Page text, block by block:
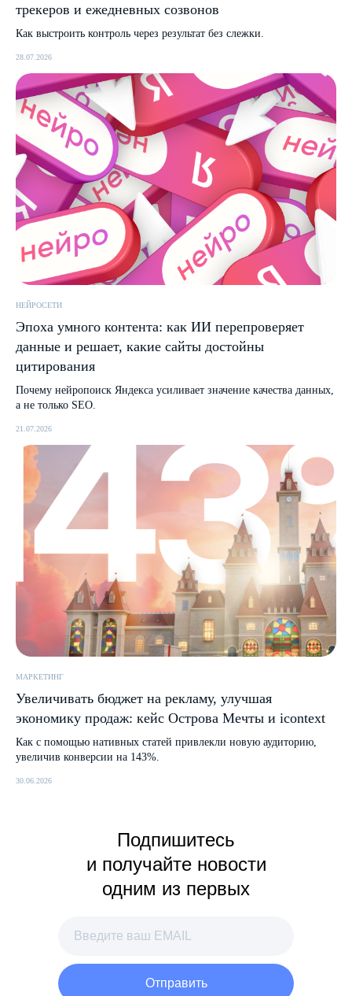
трекеров и ежедневных созвонов
Как выстроить контроль через результат без слежки.
28.07.2026
НЕЙРОСЕТИ
Эпоха умного контента: как ИИ перепроверяет
данные и решает, какие сайты достойны
цитирования
Почему нейропоиск Яндекса усиливает значение качества данных,
а не только SEO.
21.07.2026
МАРКЕТИНГ
Увеличивать бюджет на рекламу, улучшая
экономику продаж: кейс Острова Мечты и icontext
Как с помощью нативных статей привлекли новую аудиторию,
увеличив конверсии на 143%.
30.06.2026
Отправить
Подпишитесь
и получайте новости
одним из первых